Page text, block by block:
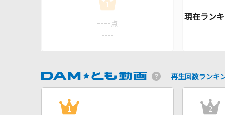
1
---- 点
----
再生回数ランキ
1 2